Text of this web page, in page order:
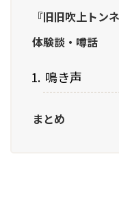
『旧旧吹上トン
体験談・噂話
鳴き声
まとめ